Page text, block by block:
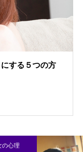
する５つの方
の心理